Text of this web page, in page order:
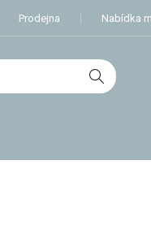
Prodejna Nabídka